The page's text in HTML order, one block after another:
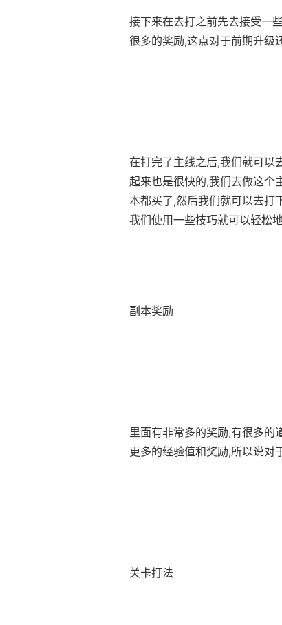
接下来在去打之前先去接受一
很多的奖励,这点对于前期升级
在打完了主线之后,我们就可以
起来也是很快的,我们去做这个
本都买了,然后我们就可以去打
我们使用一些技巧就可以轻松
副本奖励
里面有非常多的奖励,有很多的
更多的经验值和奖励,所以说对
关卡打法